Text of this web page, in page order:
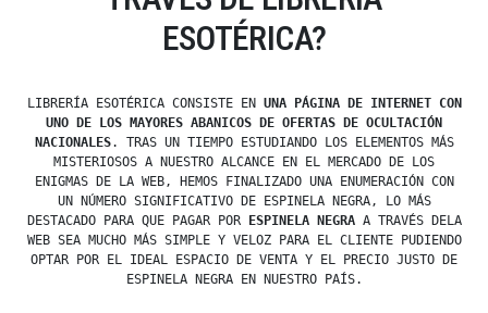
ESOTÉRICA?
LIBRERÍA ESOTÉRICA CONSISTE EN UNA PÁGINA DE INTERNET CON
UNO DE LOS MAYORES ABANICOS DE OFERTAS DE OCULTACIÓN
NACIONALES. TRAS UN TIEMPO ESTUDIANDO LOS ELEMENTOS MÁS
MISTERIOSOS A NUESTRO ALCANCE EN EL MERCADO DE LOS
ENIGMAS DE LA WEB, HEMOS FINALIZADO UNA ENUMERACIÓN CON
UN NÚMERO SIGNIFICATIVO DE ESPINELA NEGRA, LO MÁS
DESTACADO PARA QUE PAGAR POR
ESPINELA NEGRAA TRAVÉS DELA
WEB SEA MUCHO MÁS SIMPLE Y VELOZ PARA EL CLIENTE PUDIENDO
OPTAR POR EL IDEAL ESPACIO DE VENTA Y EL PRECIO JUSTO DE
ESPINELA NEGRA EN NUESTRO PAÍS.